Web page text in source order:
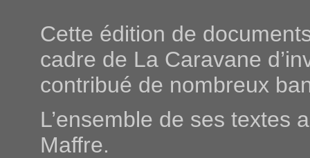
Cette édition de
cadre de La Caravane
contribué de nombreux
L’ensemble de ses textes
Maffre.